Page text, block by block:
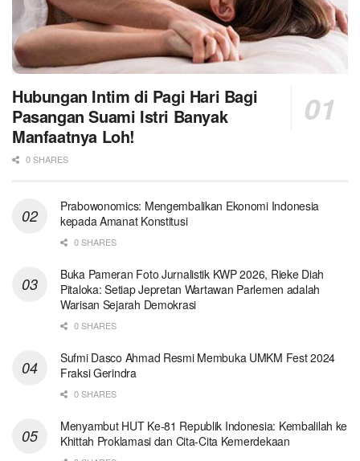
Hubungan Intim di Pagi Hari Bagi
Pasangan Suami Istri Banyak
Manfaatnya Loh!
0 SHARES
Prabowonomics: Mengembalikan Ekonomi Indonesia
kepada Amanat Konstitusi
0 SHARES
Buka Pameran Foto Jurnalistik KWP 2026, Rieke Diah
Pitaloka: Setiap Jepretan Wartawan Parlemen adalah
Warisan Sejarah Demokrasi
0 SHARES
Sufmi Dasco Ahmad Resmi Membuka UMKM Fest 2024
Fraksi Gerindra
0 SHARES
Menyambut HUT Ke-81 Republik Indonesia: Kembalilah ke
Khittah Proklamasi dan Cita-Cita Kemerdekaan